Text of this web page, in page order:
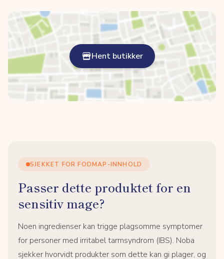
Hent butikker
SJEKKET FOR FODMAP-INNHOLD
Passer dette produktet for en
sensitiv mage?
Noen ingredienser kan trigge plagsomme symptomer
for personer med irritabel tarmsyndrom (IBS). Noba
sjekker hvorvidt produkter som dette kan gi plager, og